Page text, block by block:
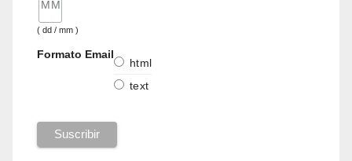
( dd / mm )
Formato Email
html
text